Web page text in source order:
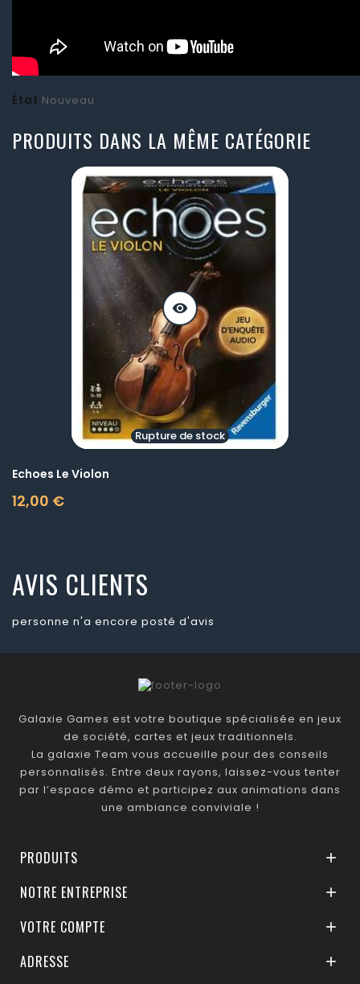
État Nouveau
PRODUITS DANS LA MÊME CATÉGORIE
visibility
Rupture de stock
Echoes Le Violon
12,00 €
Prix
AVIS CLIENTS
personne n'a encore posté d'avis
Galaxie Games est votre boutique spécialisée en jeux
de société, cartes et jeux traditionnels.
La galaxie Team vous accueille pour des conseils
personnalisés. Entre deux rayons, laissez-vous tenter
par l’espace démo et participez aux animations dans
une ambiance conviviale !
PRODUITS 
NOTRE ENTREPRISE 
VOTRE COMPTE 
ADRESSE 